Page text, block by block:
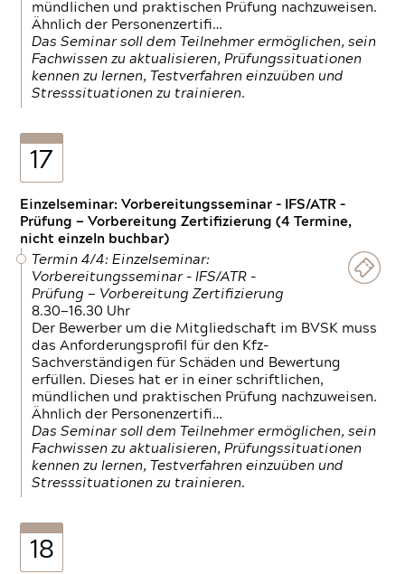
mündlichen und praktischen Prüfung nachzuweisen.
Ähnlich der Personenzertifi…
Das Seminar soll dem Teilnehmer ermöglichen, sein
Fachwissen zu aktualisieren, Prüfungssituationen
kennen zu lernen, Testverfahren einzuüben und
Stresssituationen zu trainieren.
17
Einzelseminar: Vorbereitungsseminar - IFS/ATR -
Prüfung — Vorbereitung Zertifizierung (4 Termine,
nicht einzeln buchbar)
Termin 4/4: Einzelseminar:
Vorbereitungsseminar - IFS/ATR -
Prüfung — Vorbereitung Zertifizierung
8.30—16.30 Uhr
Der Bewerber um die Mitgliedschaft im BVSK muss
das Anforderungsprofil für den Kfz-
Sachverständigen für Schäden und Bewertung
erfüllen. Dieses hat er in einer schriftlichen,
mündlichen und praktischen Prüfung nachzuweisen.
Ähnlich der Personenzertifi…
Das Seminar soll dem Teilnehmer ermöglichen, sein
Fachwissen zu aktualisieren, Prüfungssituationen
kennen zu lernen, Testverfahren einzuüben und
Stresssituationen zu trainieren.
18